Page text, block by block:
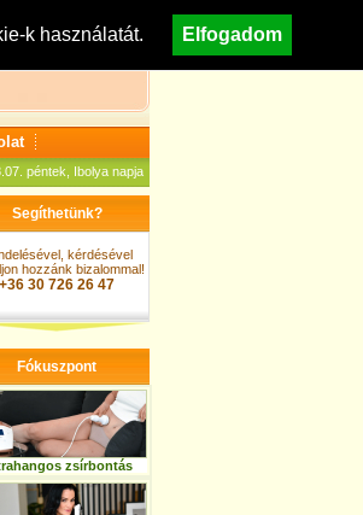
k használatát. Elfogadom
körül áruházunkban!
péntek, Ibolya napja
Segíthetünk?
kérdésével
hozzánk bizalommal!
+36 30 726 26 47
Fókuszpont
zsírbontás